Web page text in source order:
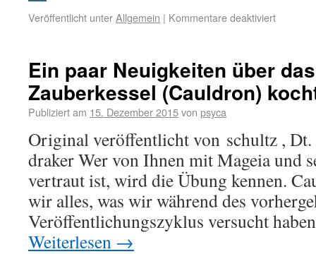
Veröffentlicht unterAllgemein | Kommentare deaktiviert
Ein paar Neuigkeiten über
Zauberkessel (Cauldron)
Publiziert am 15. Dezember 2015von psyca
Original veröffentlicht von schultz , Dt.
draker Wer von Ihnen mit Mageia und
vertraut ist, wird die Übung kennen.
wir alles, was wir während des
Veröffentlichungszyklus versucht
Weiterlesen →